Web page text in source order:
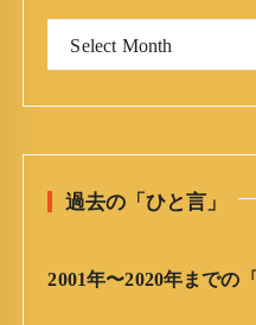
ひ
言
ア
Select Month
過去の「ひと言」
2001年〜2020年までの